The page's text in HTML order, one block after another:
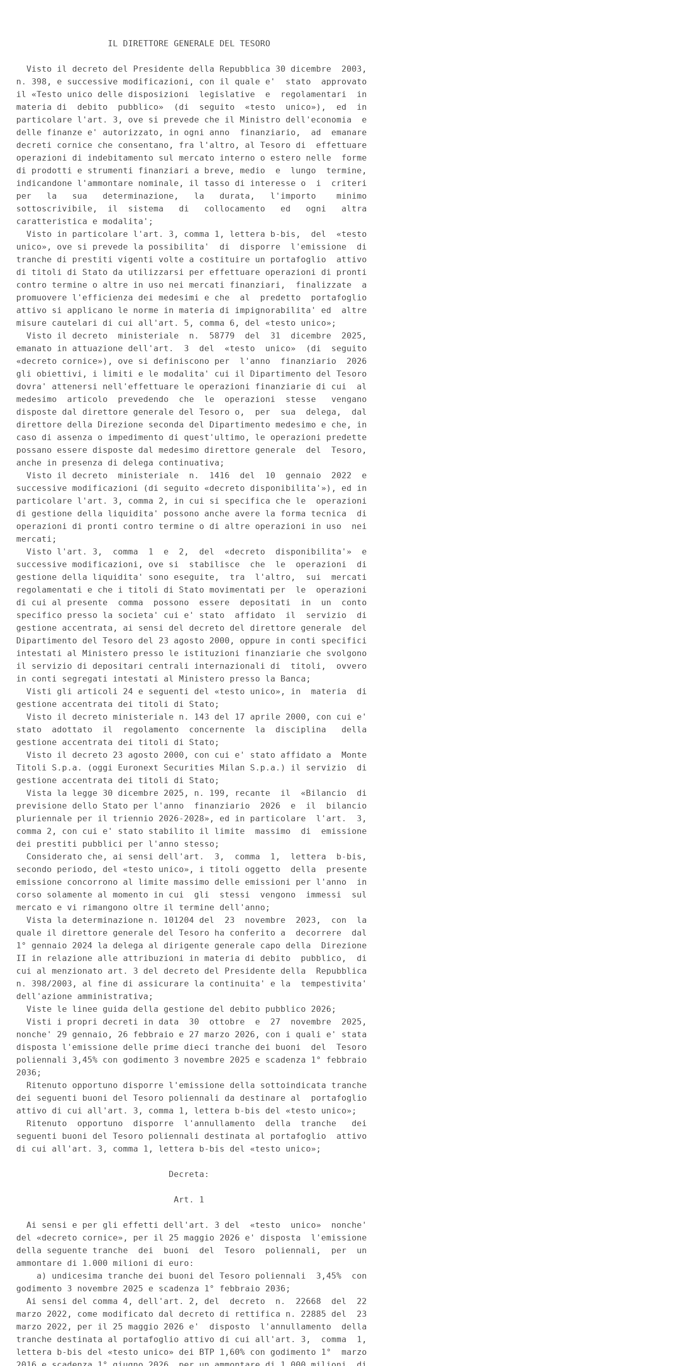
                  IL DIRETTORE GENERALE DEL TESORO
  Visto il decreto del Presidente della Repubblica 30 dicembre  2003,
n. 398, e successive modificazioni, con il quale e'  stato  approvato
il «Testo unico delle disposizioni  legislative  e  regolamentari  in
materia di  debito  pubblico»  (di  seguito  «testo  unico»),  ed  in
particolare l'art. 3, ove si prevede che il Ministro dell'economia  e
delle finanze e' autorizzato, in ogni anno  finanziario,  ad  emanare
decreti cornice che consentano, fra l'altro, al Tesoro di  effettuare
operazioni di indebitamento sul mercato interno o estero nelle  forme
di prodotti e strumenti finanziari a breve, medio  e  lungo  termine,
indicandone l'ammontare nominale, il tasso di interesse o  i  criteri
per   la   sua   determinazione,   la   durata,   l'importo    minimo
sottoscrivibile,  il  sistema   di   collocamento   ed   ogni   altra
caratteristica e modalita';
  Visto in particolare l'art. 3, comma 1, lettera b-bis,  del  «testo
unico», ove si prevede la possibilita'  di  disporre  l'emissione  di
tranche di prestiti vigenti volte a costituire un portafoglio  attivo
di titoli di Stato da utilizzarsi per effettuare operazioni di pronti
contro termine o altre in uso nei mercati finanziari,  finalizzate  a
promuovere l'efficienza dei medesimi e che  al  predetto  portafoglio
attivo si applicano le norme in materia di impignorabilita' ed  altre
misure cautelari di cui all'art. 5, comma 6, del «testo unico»;
  Visto il decreto  ministeriale  n.  58779  del  31  dicembre  2025,
emanato in attuazione dell'art.  3  del  «testo  unico»  (di  seguito
«decreto cornice»), ove si definiscono per  l'anno  finanziario  2026
gli obiettivi, i limiti e le modalita' cui il Dipartimento del Tesoro
dovra' attenersi nell'effettuare le operazioni finanziarie di cui  al
medesimo  articolo  prevedendo  che  le  operazioni  stesse   vengano
disposte dal direttore generale del Tesoro o,  per  sua  delega,  dal
direttore della Direzione seconda del Dipartimento medesimo e che, in
caso di assenza o impedimento di quest'ultimo, le operazioni predette
possano essere disposte dal medesimo direttore generale  del  Tesoro,
anche in presenza di delega continuativa;
  Visto il decreto  ministeriale  n.  1416  del  10  gennaio  2022  e
successive modificazioni (di seguito «decreto disponibilita'»), ed in
particolare l'art. 3, comma 2, in cui si specifica che le  operazioni
di gestione della liquidita' possono anche avere la forma tecnica  di
operazioni di pronti contro termine o di altre operazioni in uso  nei
mercati;
  Visto l'art. 3,  comma  1  e  2,  del  «decreto  disponibilita'»  e
successive modificazioni, ove si  stabilisce  che  le  operazioni  di
gestione della liquidita' sono eseguite,  tra  l'altro,  sui  mercati
regolamentati e che i titoli di Stato movimentati per  le  operazioni
di cui al presente  comma  possono  essere  depositati  in  un  conto
specifico presso la societa' cui e' stato  affidato  il  servizio  di
gestione accentrata, ai sensi del decreto del direttore generale  del
Dipartimento del Tesoro del 23 agosto 2000, oppure in conti specifici
intestati al Ministero presso le istituzioni finanziarie che svolgono
il servizio di depositari centrali internazionali di  titoli,  ovvero
in conti segregati intestati al Ministero presso la Banca;
  Visti gli articoli 24 e seguenti del «testo unico», in  materia  di
gestione accentrata dei titoli di Stato;
  Visto il decreto ministeriale n. 143 del 17 aprile 2000, con cui e'
stato  adottato  il  regolamento  concernente  la  disciplina   della
gestione accentrata dei titoli di Stato;
  Visto il decreto 23 agosto 2000, con cui e' stato affidato a  Monte
Titoli S.p.a. (oggi Euronext Securities Milan S.p.a.) il servizio  di
gestione accentrata dei titoli di Stato;
  Vista la legge 30 dicembre 2025, n. 199, recante  il  «Bilancio  di
previsione dello Stato per l'anno  finanziario  2026  e  il  bilancio
pluriennale per il triennio 2026-2028», ed in particolare  l'art.  3,
comma 2, con cui e' stato stabilito il limite  massimo  di  emissione
dei prestiti pubblici per l'anno stesso;
  Considerato che, ai sensi dell'art.  3,  comma  1,  lettera  b-bis,
secondo periodo, del «testo unico», i titoli oggetto  della  presente
emissione concorrono al limite massimo delle emissioni per l'anno  in
corso solamente al momento in cui  gli  stessi  vengono  immessi  sul
mercato e vi rimangono oltre il termine dell'anno;
  Vista la determinazione n. 101204 del  23  novembre  2023,  con  la
quale il direttore generale del Tesoro ha conferito a  decorrere  dal
1° gennaio 2024 la delega al dirigente generale capo della  Direzione
II in relazione alle attribuzioni in materia di debito  pubblico,  di
cui al menzionato art. 3 del decreto del Presidente della  Repubblica
n. 398/2003, al fine di assicurare la continuita' e la  tempestivita'
dell'azione amministrativa;
  Viste le linee guida della gestione del debito pubblico 2026;
  Visti i propri decreti in data  30  ottobre  e  27  novembre  2025,
nonche' 29 gennaio, 26 febbraio e 27 marzo 2026, con i quali e' stata
disposta l'emissione delle prime dieci tranche dei buoni  del  Tesoro
poliennali 3,45% con godimento 3 novembre 2025 e scadenza 1° febbraio
2036;
  Ritenuto opportuno disporre l'emissione della sottoindicata tranche
dei seguenti buoni del Tesoro poliennali da destinare al  portafoglio
attivo di cui all'art. 3, comma 1, lettera b-bis del «testo unico»;
  Ritenuto  opportuno  disporre  l'annullamento  della  tranche   dei
seguenti buoni del Tesoro poliennali destinata al portafoglio  attivo
di cui all'art. 3, comma 1, lettera b-bis del «testo unico»;
                              Decreta:
                               Art. 1
  Ai sensi e per gli effetti dell'art. 3 del  «testo  unico»  nonche'
del «decreto cornice», per il 25 maggio 2026 e' disposta  l'emissione
della seguente tranche  dei  buoni  del  Tesoro  poliennali,  per  un
ammontare di 1.000 milioni di euro:
    a) undicesima tranche dei buoni del Tesoro poliennali  3,45%  con
godimento 3 novembre 2025 e scadenza 1° febbraio 2036;
  Ai sensi del comma 4, dell'art. 2, del  decreto  n.  22668  del  22
marzo 2022, come modificato dal decreto di rettifica n. 22885 del  23
marzo 2022, per il 25 maggio 2026 e'  disposto  l'annullamento  della
tranche destinata al portafoglio attivo di cui all'art. 3,  comma  1,
lettera b-bis del «testo unico» dei BTP 1,60% con godimento 1°  marzo